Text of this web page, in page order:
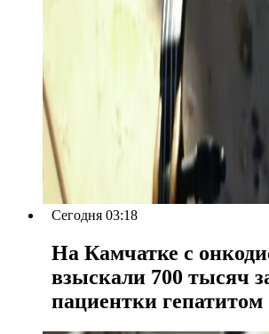
Сегодня 03:18
На Камчатке с
взыскали 700 тысяч
пациентки гепатитом